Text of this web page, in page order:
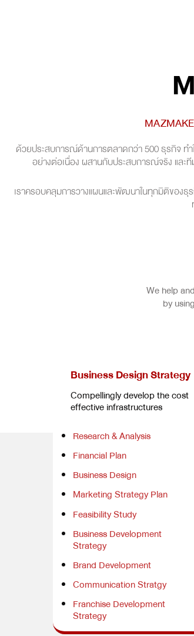
ด้วยประสบการณ์ด้านการตลาดกว่า 500 ธุรกิจ ท
อย่างต่อเนื่อง ผสานกับประสบการณ์จริง และ
เราครอบคลุมการวางแผนและพัฒนาในทุกมิติของธุ
We help
by
Business Design Strategy
Compellingly develop the cost
effective infrastructures
Research & Analysis
Financial Plan
Business Design
Marketing Strategy Plan
Feasibility Study
Business Development
Strategy
Brand Development
Communication Stratgy
Franchise Development
Strategy